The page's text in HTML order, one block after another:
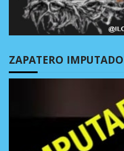
ZAPATERO IMPUTADO